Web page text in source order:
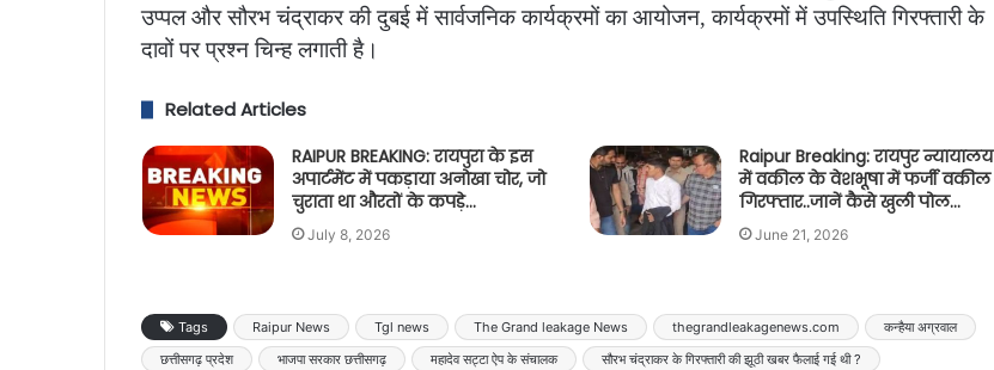
उप्पल और सौरभ चंद्राकर की दुबई में सार्वजनिक कार्यक्रमों का आयोजन, कार्यक्रमों में उपस्थिति गिरफ्तारी के
दावों पर प्रश्न चिन्ह लगाती है।
Related Articles
RAIPUR BREAKING: रायपुरा के इस
अपार्टमेंट में पकड़ाया अनोखा चोर, जो
चुराता था औरतों के कपड़े…
July 8, 2026
Raipur Breaking: रायपुर न्यायालय
में वकील के वेशभूषा में फर्जी वकील
गिरफ्तार..जानें कैसे खुली पोल…
June 21, 2026
Tags Raipur News Tgl news The Grand leakage News thegrandleakagenews.com
कन्हैया अग्रवाल
छत्तीसगढ़ प्रदेश
भाजपा सरकार छत्तीसगढ़ महादेव सट्टा ऐप के संचालक सौरभ चंद्राकर के गिरफ्तारी की झूठी खबर फैलाई गई थी ?